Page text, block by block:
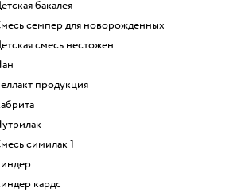
детская бакалея
смесь семпер для новорожденных
детская смесь нестожен
нан
беллакт продукция
кабрита
нутрилак
смесь симилак 1
киндер
киндер кардс